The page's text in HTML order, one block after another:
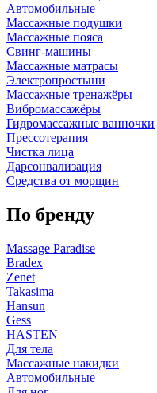
Автомобильные
Массажные подушки
Массажные пояса
Свинг-машины
Массажные матрасы
Электропростыни
Массажные тренажёры
Вибромассажёры
Гидромассажные ванночки
Прессотерапия
Чистка лица
Дарсонвализация
Средства от морщин
По бренду
Massage Paradise
Bradex
Zenet
Takasima
Hansun
Gess
HASTEN
Для тела
Массажные накидки
Автомобильные